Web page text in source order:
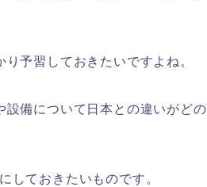
予習しておきたいですよね。
備について日本との違いがどの
しておきたいものです。